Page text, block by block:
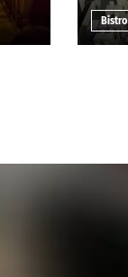
Bistro